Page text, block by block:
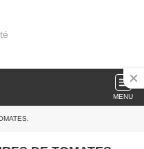
MENU